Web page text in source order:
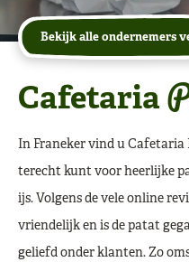
Bekijk alle ondernemers
Cafetaria
In Franeker vind u Cafetaria
terecht kunt voor heerlijke
ijs. Volgens de vele online
vriendelijk en is de patat
geliefd onder klanten. Zo